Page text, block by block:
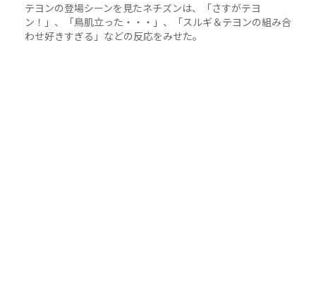
テヨンの登場シーンを見たネチズンは、「さすがテヨ
ン！」、「鳥肌立った・・・」、「スルギ＆テヨンの組み合
わせ好きすぎる」などの反応をみせた。